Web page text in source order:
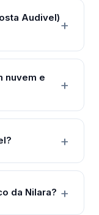
Audivel)
nuvem e
da Nilara?